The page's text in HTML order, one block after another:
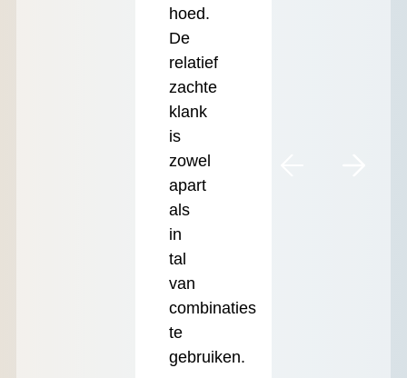
hoed.
De
relatief
zachte
klank
is
zowel
apart
als
in
tal
van
combinaties
te
gebruiken.